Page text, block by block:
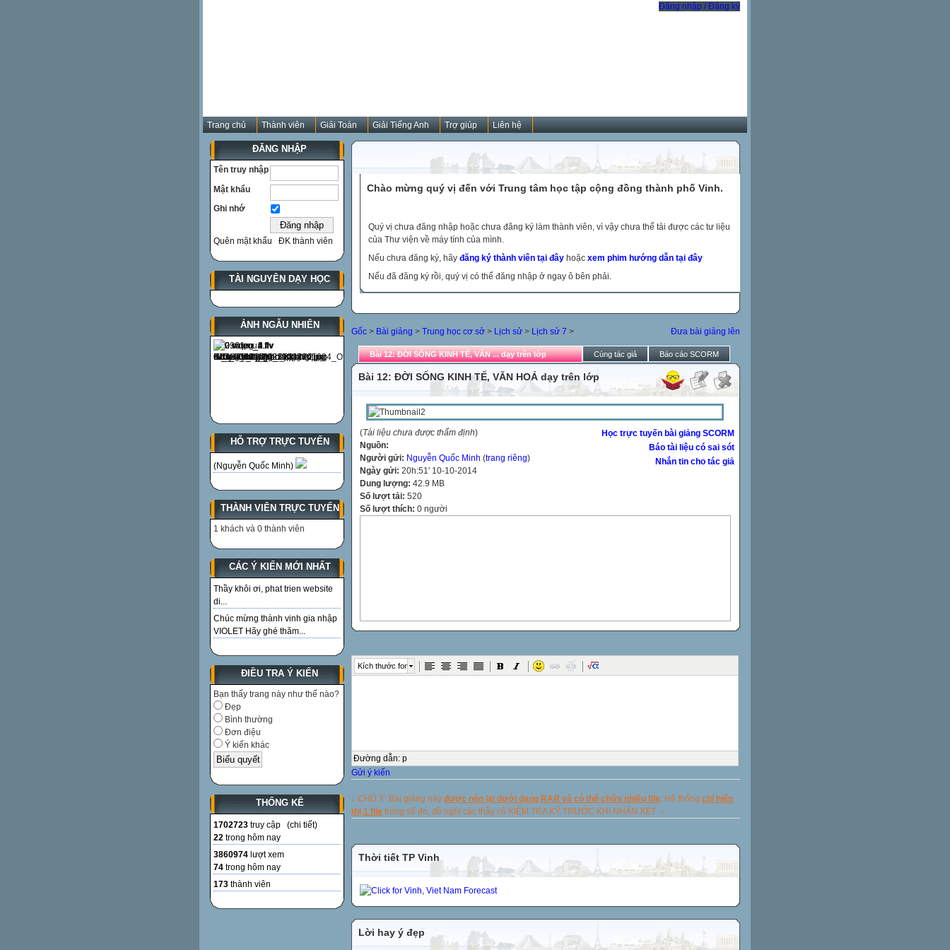
Đăng nhập / Đăng ký
Trang chủ Thành viên Giải Toán Giải Tiếng Anh Trợ giúp Liên hệ
ĐĂNG NHẬP
Tên truy nhập
Mật khẩu
Ghi nhớ
Quên mật khẩu ĐK thành viên
TÀI NGUYÊN DẠY HỌC
ẢNH NGẪU NHIÊN
HỖ TRỢ TRỰC TUYẾN
(Nguyễn Quốc Minh)
THÀNH VIÊN TRỰC TUYẾN
1 khách và 0 thành viên
CÁC Ý KIẾN MỚI NHẤT
Thầy khôi ơi, phat trien website
di...
Chúc mừng thành vinh gia nhập
VIOLET Hãy ghé thăm...
ĐIỀU TRA Ý KIẾN
Bạn thấy trang này như thế nào?
Đẹp
Bình thường
Đơn điệu
Ý kiến khác
THỐNG KÊ
1702723 truy cập (chi tiết)
22 trong hôm nay
3860974 lượt xem
74 trong hôm nay
173 thành viên
Chào mừng quý vị đến với Trung tâm học tập cộng đồng thành phố Vinh.
Quý vị chưa đăng nhập hoặc chưa đăng ký làm thành viên, vì vậy chưa thể tải được các tư liệu
của Thư viện về máy tính của mình.
Nếu chưa đăng ký, hãy đăng ký thành viên tại đây hoặc xem phim hướng dẫn tại đây
Nếu đã đăng ký rồi, quý vị có thể đăng nhập ở ngay ô bên phải.
Đưa bài giảng lên
Gốc > Bài giảng > Trung học cơ sở > Lịch sử > Lịch sử 7 >
Bài 12: ĐỜI SỐNG KINH TẾ, VĂN ... dạy trên lớp Cùng tác giả Báo cáo SCORM
Bài 12: ĐỜI SỐNG KINH TẾ, VĂN HOÁ dạy trên lớp
Học trực tuyến bài giảng SCORM
Báo tài liệu có sai sót
Nhắn tin cho tác giả
(Tài liệu chưa được thẩm định)
Nguồn:
Người gửi: Nguyễn Quốc Minh (trang riêng)
Ngày gửi: 20h:51' 10-10-2014
Dung lượng: 42.9 MB
Số lượt tải: 520
Số lượt thích: 0 người
Kích thước font
Đường dẫn: p
Gửi ý kiến
↓ CHÚ Ý: Bài giảng này được nén lại dưới dạng RAR và có thể chứa nhiều file . Hệ thống chỉ hiển
thị 1 file trong số đó, đề nghị các thầy cô KIỂM TRA KỸ TRƯỚC KHI NHẬN XÉT ↓
Thời tiết TP Vinh
Lời hay ý đẹp